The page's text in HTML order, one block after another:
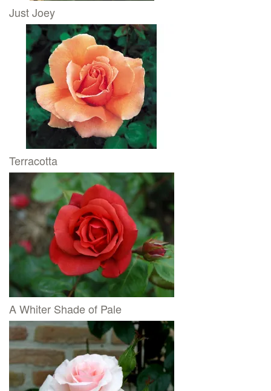
Just Joey
Terracotta
A Whiter Shade of Pale